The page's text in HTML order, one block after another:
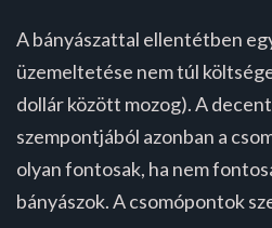
A bányászattal ellentétben
üzemeltetése nem túl
dollár között mozog). A
szempontjából azonban a
olyan fontosak, ha nem
bányászok. A csomópontok